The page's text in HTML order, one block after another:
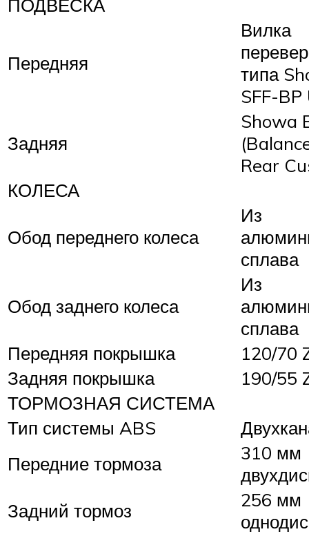
ПОДВЕСКА
Передняя
Вилка
типа
SFF-BP
Задняя
Showa
Rear
КОЛЕСА
Обод переднего колеса
Из
сплава
Обод заднего колеса
Из
сплава
Передняя покрышка
120/70
Задняя покрышка
190/55
ТОРМОЗНАЯ СИСТЕМА
Тип системы ABS
Передние тормоза
310 мм
Задний тормоз
256 мм